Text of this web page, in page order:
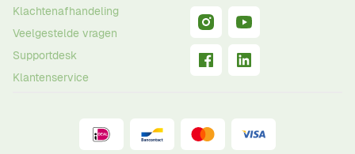
Klachtenafhandeling
Veelgestelde vragen
Supportdesk
Klantenservice